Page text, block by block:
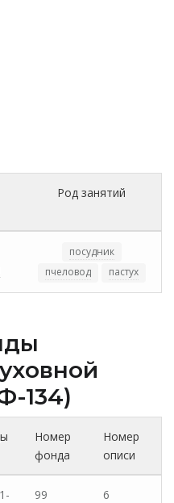
Род занятий
посудник
пчеловод
пастух
134)
Номер
фонда
Номер
описи
99 6